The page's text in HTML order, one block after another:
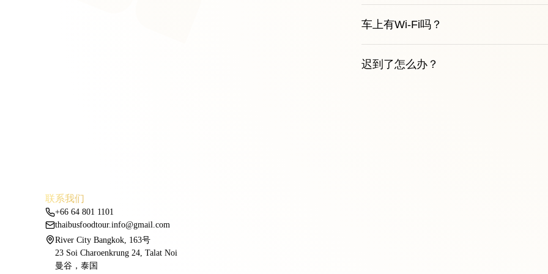
车上有Wi-Fi吗？
迟到了怎么办？
联系我们
+66 64 801 1101
thaibusfoodtour.info@gmail.com
River City Bangkok, 163号
23 Soi Charoenkrung 24, Talat Noi
曼谷，泰国